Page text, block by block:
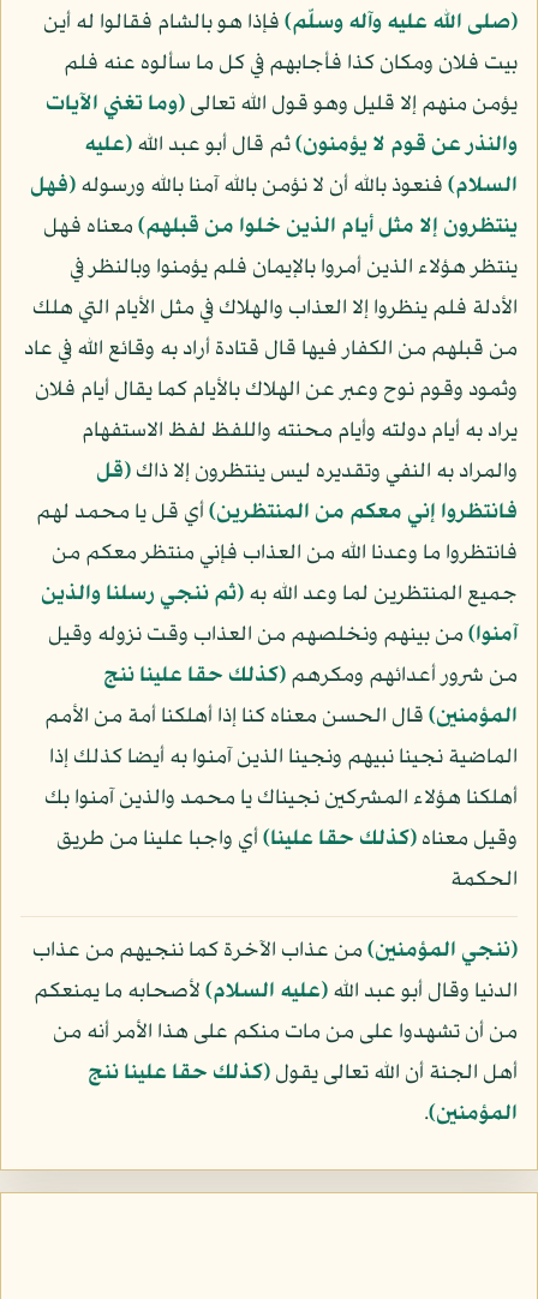
(صلى الله عليه وآله وسلّم)فإذا هو بالشام فقالوا له أين
بيت فلان ومكان كذا فأجابهم في كل ما سألوه عنه فلم
يؤمن منهم إلا قليل وهو قول الله تعالى﴿وما تغني الآيات
والنذر عن قوم لا يؤمنون﴾ثم قال أبو عبد الله(عليه
السلام)فنعوذ بالله أن لا نؤمن بالله آمنا بالله ورسوله﴿فهل
ينتظرون إلا مثل أيام الذين خلوا من قبلهم﴾معناه فهل
ينتظر هؤلاء الذين أمروا بالإيمان فلم يؤمنوا وبالنظر في
الأدلة فلم ينظروا إلا العذاب والهلاك في مثل الأيام التي هلك
من قبلهم من الكفار فيها قال قتادة أراد به وقائع الله في عاد
وثمود وقوم نوح وعبر عن الهلاك بالأيام كما يقال أيام فلان
يراد به أيام دولته وأيام محنته واللفظ لفظ الاستفهام
والمراد به النفي وتقديره ليس ينتظرون إلا ذاك﴿قل
فانتظروا إني معكم من المنتظرين﴾أي قل يا محمد لهم
فانتظروا ما وعدنا الله من العذاب فإني منتظر معكم من
جميع المنتظرين لما وعد الله به﴿ثم ننجي رسلنا والذين
آمنوا﴾من بينهم ونخلصهم من العذاب وقت نزوله وقيل
من شرور أعدائهم ومكرهم﴿كذلك حقا علينا ننج
المؤمنين﴾قال الحسن معناه كنا إذا أهلكنا أمة من الأمم
الماضية نجينا نبيهم ونجينا الذين آمنوا به أيضا كذلك إذا
أهلكنا هؤلاء المشركين نجيناك يا محمد والذين آمنوا بك
وقيل معناه﴿كذلك حقا علينا﴾أي واجبا علينا من طريق
الحكمة
﴿ننجي المؤمنين﴾من عذاب الآخرة كما ننجيهم من عذاب
الدنيا وقال أبو عبد الله(عليه السلام)لأصحابه ما يمنعكم
من أن تشهدوا على من مات منكم على هذا الأمر أنه من
أهل الجنة أن الله تعالى يقول﴿كذلك حقا علينا ننج
المؤمنين﴾.